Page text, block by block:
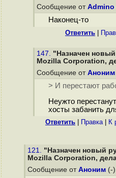
Сообщение от Admino
Наконец-то
Ответить
147. "Назначен
Mozilla Corporation,
Сообщение от Аноним
> И перестают
Неужто
хосты забанить
Ответить Правка| К
121. "Назначен новый
Mozilla Corporation,
Сообщение от Аноним (-